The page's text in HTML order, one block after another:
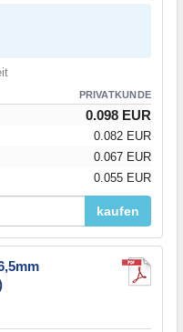
PRIVATKUNDE
0.098 EUR
0.082 EUR
0.067 EUR
0.055 EUR
kaufen